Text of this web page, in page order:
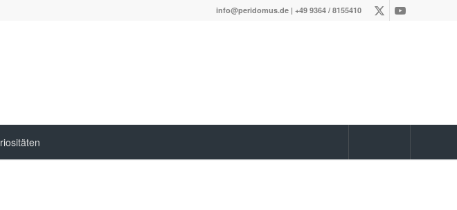
info@peridomus.de | +49 9364 / 8155410